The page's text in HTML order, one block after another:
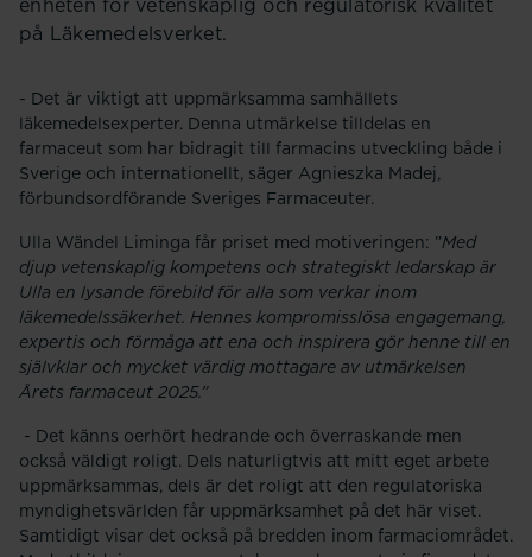
enheten för vetenskaplig och regulatorisk kvalitet
på Läkemedelsverket.
- Det är viktigt att uppmärksamma samhällets
läkemedelsexperter. Denna utmärkelse tilldelas en
farmaceut som har bidragit till farmacins utveckling både i
Sverige och internationellt, säger Agnieszka Madej,
förbundsordförande Sveriges Farmaceuter.
Ulla Wändel Liminga får priset med motiveringen: ”Med
djup vetenskaplig kompetens och strategiskt ledarskap är
Ulla en lysande förebild för alla som verkar inom
läkemedelssäkerhet. Hennes kompromisslösa engagemang,
expertis och förmåga att ena och inspirera gör henne till en
självklar och mycket värdig mottagare av utmärkelsen
Årets farmaceut 2025.”
- Det känns oerhört hedrande och överraskande men
också väldigt roligt. Dels naturligtvis att mitt eget arbete
uppmärksammas, dels är det roligt att den regulatoriska
myndighetsvärlden får uppmärksamhet på det här viset.
Samtidigt visar det också på bredden inom farmaciområdet.